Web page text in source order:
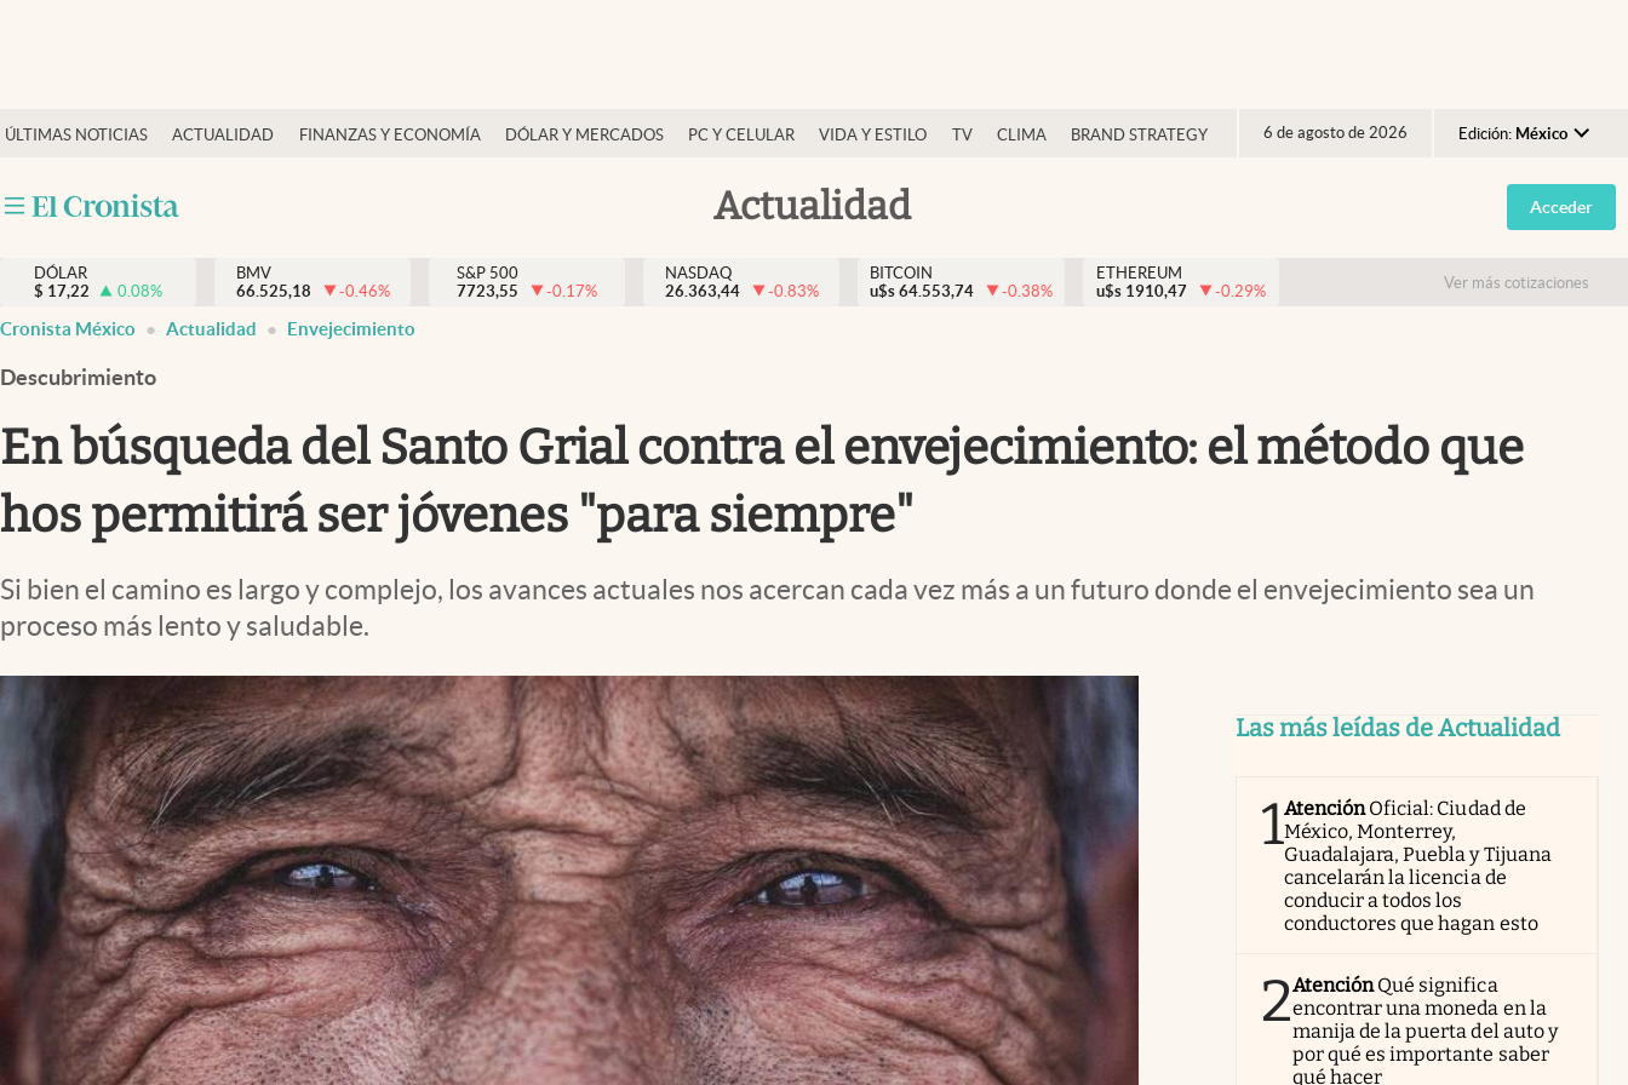
ÚLTIMAS NOTICIAS ACTUALIDAD FINANZAS Y ECONOMÍA DÓLAR Y MERCADOS PC Y CELULAR VIDA Y ESTILO TV CLIMA BRAND STRATEGY 6 de agosto de 2026 Edición: México
Argentina
España
USA
Actualidad
Actualidad
Internacionales
Opinión
Brand Strategy
Vida y estilo
Tv
Espiritualidad
Acceder
DÓLAR
$ 17,22 0.08%
BMV
66.525,18
-0.46%
S&P 500
7723,55
-0.17%
NASDAQ
26.363,44
-0.83%
BITCOIN
u$s 64.553,74 -0.38%
ETHEREUM
u$s 1910,47 -0.29% Ver más cotizaciones
Cronista México Actualidad Envejecimiento
Descubrimiento
En búsqueda del Santo Grial contra el envejecimiento: el método que
hos permitirá ser jóvenes "para siempre"
Si bien el camino es largo y complejo, los avances actuales nos acercan cada vez más a un futuro donde el envejecimiento sea un
proceso más lento y saludable.
Las más leídas de Actualidad
1AtenciónOficial: Ciudad de
México, Monterrey,
Guadalajara, Puebla y Tijuana
cancelarán la licencia de
conducir a todos los
conductores que hagan esto
2AtenciónQué significa
encontrar una moneda en la
manija de la puerta del auto y
por qué es importante saber
qué hacer